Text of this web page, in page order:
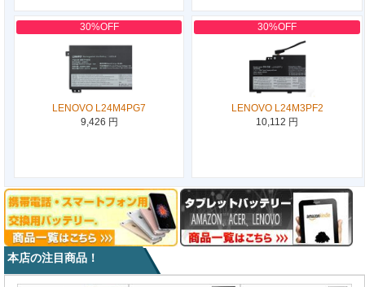
30%OFF
LENOVO L24M4PG7
9,426 円
30%OFF
LENOVO L24M3PF2
10,112 円
本店の注目商品！